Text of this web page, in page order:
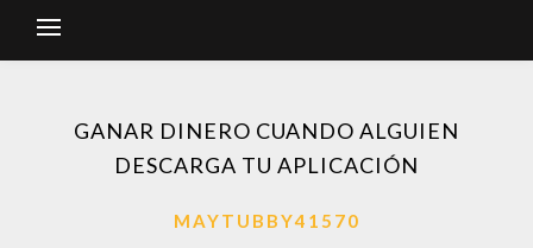
GANAR DINERO CUANDO ALGUIEN
DESCARGA TU APLICACIÓN
MAYTUBBY41570